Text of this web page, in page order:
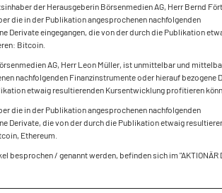
der Herausgeberin Börsenmedien AG, Herr Bernd
die in der Publikation angesprochenen nachfolgenden
Derivate eingegangen, die von der durch die Publikation
Bitcoin.
AG, Herr Leon Müller, ist unmittelbar und
nachfolgenden Finanzinstrumente oder hierauf bezogene
etwaig resultierenden Kursentwicklung profitieren
die in der Publikation angesprochenen nachfolgenden
Derivate, die von der durch die Publikation etwaig
Ethereum.
besprochen / genannt werden, befinden sich im "AKTIONÄR